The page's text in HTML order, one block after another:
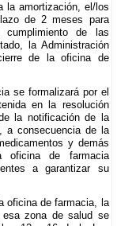
la amortización, el/los
de 2 meses para
cumplimiento de las
la Administración
de la oficina de
se formalizará por el
en la resolución
la notificación de la
a consecuencia de la
y demás
oficina de farmacia
a garantizar su
oficina de farmacia, la
zona de salud se